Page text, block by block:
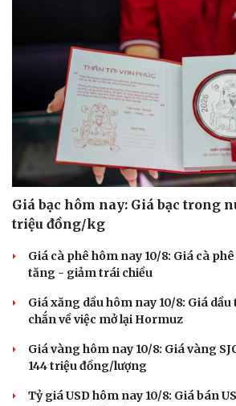
Giá bạc hôm nay: Giá bạc trong
triệu đồng/kg
Giá cà phê hôm nay 10/8: Giá cà
tăng - giảm trái chiều
Giá xăng dầu hôm nay 10/8: Giá
chắn về việc mở lại Hormuz
Giá vàng hôm nay 10/8: Giá vàng
144 triệu đồng/lượng
Tỷ giá USD hôm nay 10/8: Giá bán